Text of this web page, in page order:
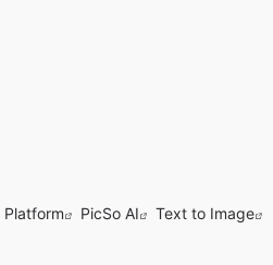
Platform PicSo AI
Text to Image